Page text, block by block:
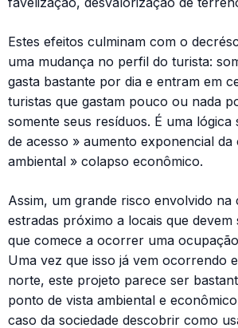
Estes efeitos culminam com o
uma mudança no perfil do turista:
gasta bastante por dia e entram em
turistas que gastam pouco ou nada
somente seus resíduos. É uma lógica
de acesso » aumento exponencial
ambiental » colapso econômico.
Assim, um grande risco envolvido na
estradas próximo a locais que devem
que comece a ocorrer uma
Uma vez que isso já vem ocorrendo
norte, este projeto parece ser
ponto de vista ambiental e
caso da sociedade descobrir como